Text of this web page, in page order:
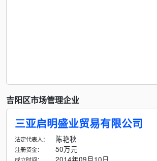
吉阳区市场管理企业
三亚启明盛业贸易有限公司
法定代表人： 陈艳秋
注册资金： 50万元
2014年09月10日